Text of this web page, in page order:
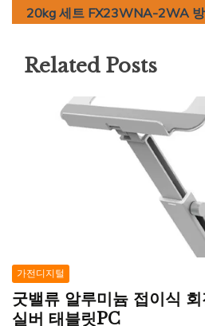
20kg 세트 FX23WNA-2WA
Related Posts
가전디지털
굿밸류 알루미늄 접이식
실버 태블릿PC